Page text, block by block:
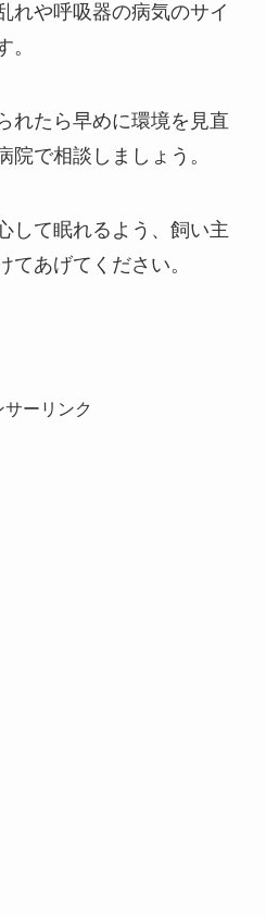
れや呼吸器の病気のサイ
。
れたら早めに環境を見直
院で相談しましょう。
して眠れるよう、飼い主
てあげてください。
サーリンク